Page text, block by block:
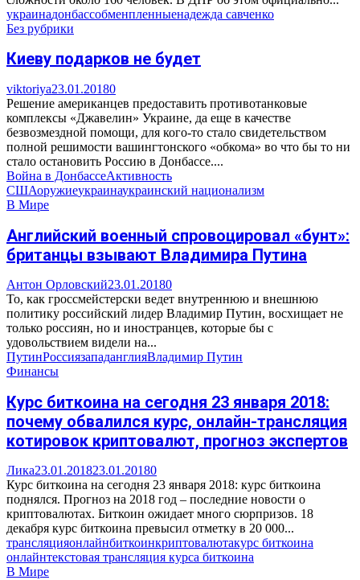
украинадонбассобменпленныенадежда савченко
Без рубрики
Киеву подарков не будет
viktoriya23.01.20180
Решение американцев предоставить противотанковые
комплексы «Джавелин» Украине, да еще в качестве
безвозмездной помощи, для кого-то стало свидетельством
полной решимости вашингтонского «обкома» во что бы то ни
стало остановить Россию в Донбассе....
Война в ДонбассеАктивность
СШАоружиеукраинаукраинский национализм
В Мире
Английский военный спровоцировал «бунт»:
британцы взывают Владимира Путина
Антон Орловский23.01.20180
То, как гроссмейстерски ведет внутреннюю и внешнюю
политику российский лидер Владимир Путин, восхищает не
только россиян, но и иностранцев, которые бы с
удовольствием видели на...
ПутинРоссиязападанглияВладимир Путин
Финансы
Курс биткоина на сегодня 23 января 2018:
почему обвалился курс, онлайн-трансляция
котировок криптовалют, прогноз экспертов
Лика23.01.201823.01.20180
Курс биткоина на сегодня 23 января 2018: курс биткоина
поднялся. Прогноз на 2018 год – последние новости о
криптовалютах. Биткоин ожидает много сюрпризов. 18
декабря курс биткоина превысил отметку в 20 000...
трансляцияонлайнбиткоинкриптовалютакурс биткоина
онлайнтекстовая трансляция курса биткоина
В Мире